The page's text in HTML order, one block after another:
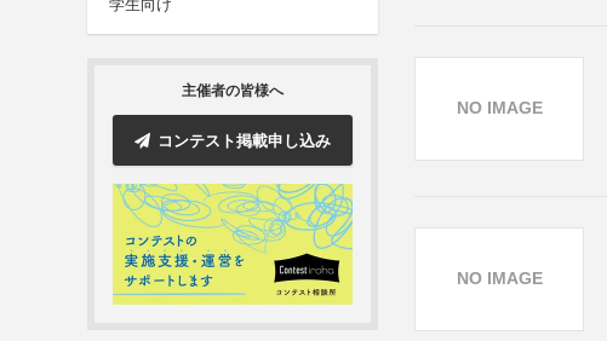
学生向け
主催者の皆様へ
コンテスト掲載申し込み
NO IMAGE
NO IMAGE